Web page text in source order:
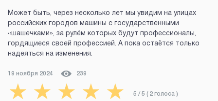
Может быть, через несколько лет мы увидим на улицах
российских городов машины с государственными
«шашечками», за рулём которых будут профессионалы,
гордящиеся своей профессией. А пока остаётся только
надеяться на изменения.
19 ноября 2024 239
★ ★ ★ ★ ★ 5 / 5 ( 2 голоса )